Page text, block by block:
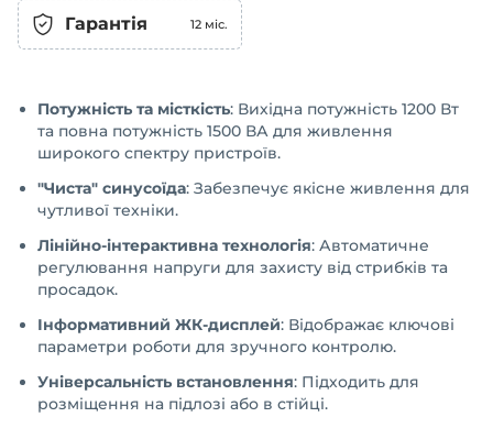
Гарантія 12 міс.
Потужність та місткість: Вихідна потужність 1200 Вт
та повна потужність 1500 ВА для живлення
широкого спектру пристроїв.
"Чиста" синусоїда: Забезпечує якісне живлення для
чутливої техніки.
Лінійно-інтерактивна технологія: Автоматичне
регулювання напруги для захисту від стрибків та
просадок.
Інформативний ЖК-дисплей: Відображає ключові
параметри роботи для зручного контролю.
Універсальність встановлення: Підходить для
розміщення на підлозі або в стійці.